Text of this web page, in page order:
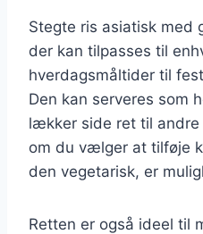
Stegte ris asiatisk med
der kan tilpasses til
hverdagsmåltider til
Den kan serveres som
lækker side ret til
om du vælger at tilføje
den vegetarisk, er
Retten er også ideel til